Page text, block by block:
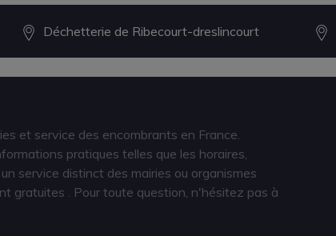
Déchetterie de Ribecourt-dreslincourt
et service des encombrants en France.
pratiques telles que les horaires,
service distinct des mairies ou organismes
gratuites . Pour toute question, n'hésitez pas à